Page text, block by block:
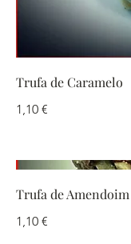
Trufa de Caramelo
1,10 €
Trufa de Amendoim
1,10 €